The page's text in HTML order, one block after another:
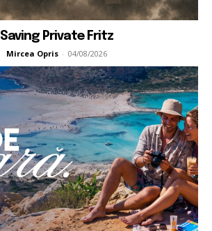
Saving Private Fritz
Mircea Opris - 04/08/2026